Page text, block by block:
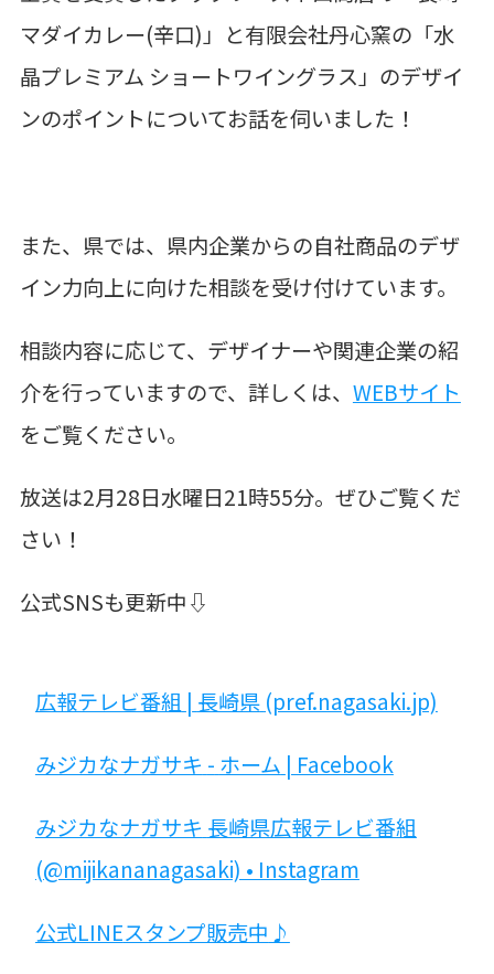
マダイカレー(辛口)」と有限会社丹心窯の「水
晶プレミアム ショートワイングラス」のデザイ
ンのポイントについてお話を伺いました！
また、県では、県内企業からの自社商品のデザ
イン力向上に向けた相談を受け付けています。
相談内容に応じて、デザイナーや関連企業の紹
介を行っていますので、詳しくは、 WEBサイト
をご覧ください。
放送は2月28日水曜日21時55分。ぜひご覧くだ
さい！
公式SNSも更新中⇩
広報テレビ番組 | 長崎県 (pref.nagasaki.jp)
みジカなナガサキ - ホーム | Facebook
みジカなナガサキ 長崎県広報テレビ番組
(@mijikananagasaki) • Instagram
公式LINEスタンプ販売中 ♪